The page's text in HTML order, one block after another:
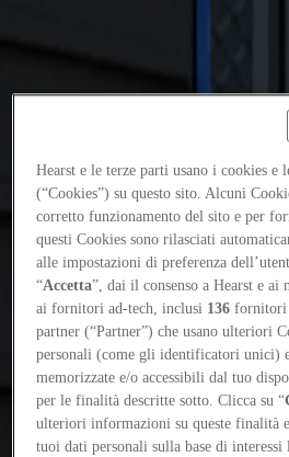
Contatti
Home
Who's who
Timur Zolotoev
Timur Zolotoev
Hearst e le terze parti usano i cookies e
(“Cookies”) su questo sito. Alcuni
corretto funzionamento del sito e per
questi Cookies sono rilasciati
alle impostazioni di preferenza
“Accetta”, dai il consenso a Hearst e
ai fornitori ad-tech, inclusi 136 fornitori
partner (“Partner”) che usano ulteriori
personali (come gli identificatori unici)
memorizzate e/o accessibili dal tuo
per le finalità descritte sotto. Clicca su “
ulteriori informazioni su queste finalità
tuoi dati personali sulla base di